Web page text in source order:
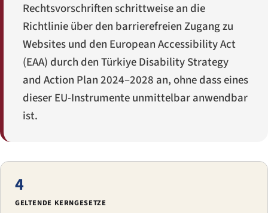
Rechtsvorschriften schrittweise an die
Richtlinie über den barrierefreien Zugang zu
Websites und den European Accessibility Act
(EAA) durch den Türkiye Disability Strategy
and Action Plan 2024–2028 an, ohne dass eines
dieser EU-Instrumente unmittelbar anwendbar
ist.
4
GELTENDE KERNGESETZE